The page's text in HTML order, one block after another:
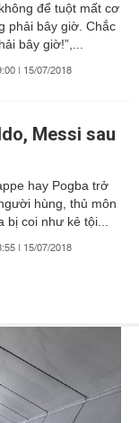
để tuột mất cơ
phải bây giờ. Chắc
bây giờ!”,...
| 15/07/2018
Messi sau
hay Pogba trở
hùng, thủ môn
bị coi như kẻ tội...
| 15/07/2018